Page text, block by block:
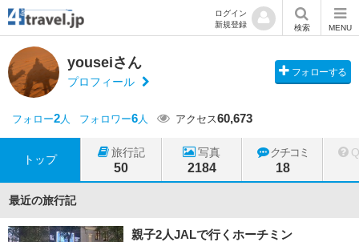
ログイン
新規登録
検索 MENU
youseiさん
プロフィール
フォローする
フォロー2人 フォロワー6人 アクセス60,673
トップ
旅行記
50
写真
2184
クチコミ
18
最近の旅行記
親子2人JALで行くホーチミン